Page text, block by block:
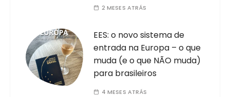
2 MESES ATRÁS
EES: o novo sistema de
entrada na Europa – o que
muda (e o que NÃO muda)
para brasileiros
4 MESES ATRÁS